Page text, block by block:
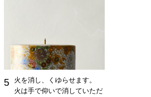
5
火を消し、くゆらせます。
火は手で仰いで消していただ